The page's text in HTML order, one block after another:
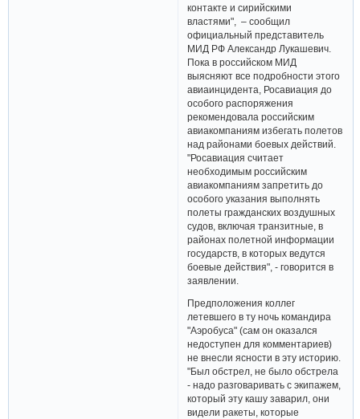
контакте и сирийскими
властями", – сообщил
официальный представитель
МИД РФ Александр Лукашевич.
Пока в российском МИД
выясняют все подробности этого
авиаинцидента, Росавиация до
особого распоряжения
рекомендовала российским
авиакомпаниям избегать полетов
над районами боевых действий.
"Росавиация считает
необходимым российским
авиакомпаниям запретить до
особого указания выполнять
полеты гражданских воздушных
судов, включая транзитные, в
районах полетной информации
государств, в которых ведутся
боевые действия", - говорится в
заявлении.
Предположения коллег
летевшего в ту ночь командира
"Аэробуса" (сам он оказался
недоступен для комментариев)
не внесли ясности в эту историю.
"Был обстрел, не было обстрела
- надо разговаривать с экипажем,
который эту кашу заварил, они
видели ракеты, которые